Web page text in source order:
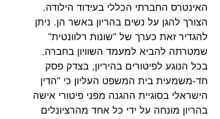
האינטרס החברתי הכללי בעידוד הילודה.
הצורך להגן על נשים בהריון באשר הן. ניתן
להגדיר זאת כערך של "שונות רלוונטית"
שמטרתה להביא למעמד השוויון בחברה.
בכל הנוגע לפיטורים בהיריון, בצדק פסק
חד-משמעית בית המשפט העליון כי "הדין
הישראלי בסוגיית ההגנה מפני פיטורי אישה
בהריון מונחה על ידי כל אחד מהרציונלים